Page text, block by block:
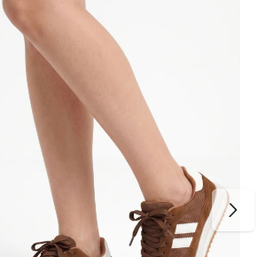
dois tamanhos, opte pelo maior